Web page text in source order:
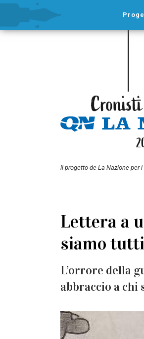
ll progetto de La Nazione per
Lettera a
siamo
L’orrore della
abbraccio a chi